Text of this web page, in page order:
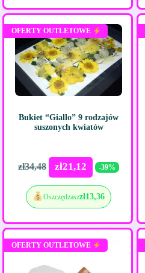
OFERTY OUTLETOWE
Bukiet “Giallo” 9 rodzajów
suszonych kwiatów
zł34,48 zł21,12 -39%
Oszczędzaszzł13,36
OFERTY OUTLETOWE